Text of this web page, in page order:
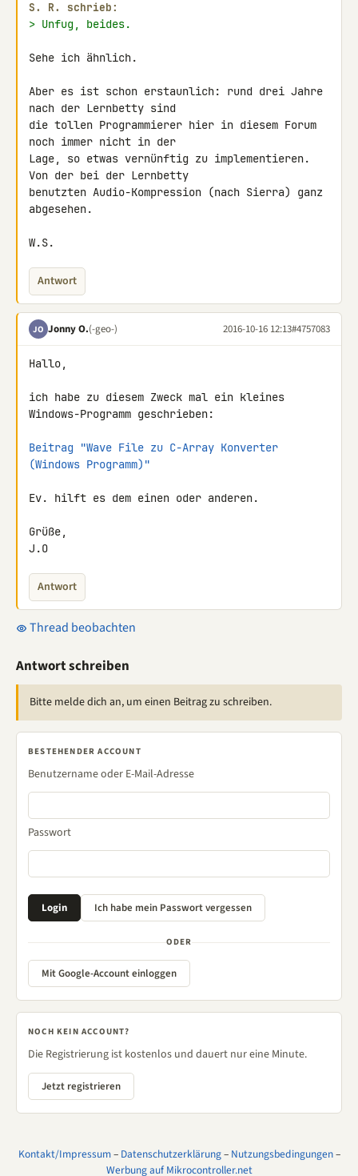
S. R. schrieb:
> Unfug, beides.
Sehe ich ähnlich.
Aber es ist schon erstaunlich: rund drei Jahre
nach der Lernbetty sind
die tollen Programmierer hier in diesem Forum
noch immer nicht in der
Lage, so etwas vernünftig zu implementieren.
Von der bei der Lernbetty
benutzten Audio-Kompression (nach Sierra) ganz
abgesehen.
W.S.
Antwort
JO Jonny O.(-geo-) 2016-10-16 12:13#4757083
Hallo,
ich habe zu diesem Zweck mal ein kleines
Windows-Programm geschrieben:
Beitrag "Wave File zu C-Array Konverter
(Windows Programm)"
Ev. hilft es dem einen oder anderen.
Grüße,
J.O
Antwort
Thread beobachten
Antwort schreiben
Bitte melde dich an, um einen Beitrag zu schreiben.
BESTEHENDER ACCOUNT
Benutzername oder E-Mail-Adresse
Passwort
ODER
Mit Google-Account einloggen
NOCH KEIN ACCOUNT?
Die Registrierung ist kostenlos und dauert nur eine Minute.
Jetzt registrieren
Kontakt/Impressum– Datenschutzerklärung– Nutzungsbedingungen–
Werbung auf Mikrocontroller.net